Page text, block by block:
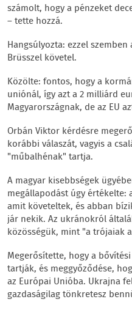
számolt, hogy a pénzeket
– tette hozzá.
Hangsúlyozta: ezzel
Brüsszel követel.
Közölte: fontos, hogy a
uniónál, így azt a 2 milliárd
Magyarországnak, de az EU
Orbán Viktor kérdésre
korábbi válaszát, vagyis a
"műbalhénak" tartja.
A magyar kisebbségek
megállapodást úgy
amit követeltek, és abban
jár nekik. Az ukránokról
közösségük, mint "a trójaiak
Megerősítette, hogy a
tartják, és meggyőződése,
az Európai Unióba. Ukrajna
gazdaságilag tönkretesz